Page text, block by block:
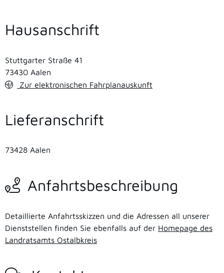
Hausanschrift
Stuttgarter Straße 41
73430 Aalen
Zur elektronischen Fahrplanauskunft
Lieferanschrift
73428 Aalen
Anfahrtsbeschreibung
Detaillierte Anfahrtsskizzen und die Adressen all unserer
Dienststellen finden Sie ebenfalls auf der Homepage des
Landratsamts Ostalbkreis